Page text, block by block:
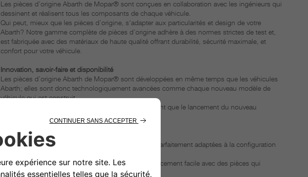
Les pièces d’origine Abarth de Mopar® sont conçues en collaboration avec les ingénieurs qui
dessinent et réalisent tous les composants de chaque véhicule.
Qui peut, mieux que les pièces d’origine, s'adapter aux particularités et design de votre
Abarth? Notre gamme complète de pièces d’origine adhère à des normes strictes de test et,
est fabriquée avec des matériaux de haute qualité offrant durabilité, sécurité maximale, et
confort pour votre véhicule.
Innovation, savoir-faire et disponibilité
Les pièces d’origine Abarth de Mopar® sont développées en même temps que les véhicules
Abarth; elles sont donc technologiquement avancées comme chaque nouveau modèle de
véhicule qui est construit.
De plus, les pièces d’origine sortent au même moment que le lancement du nouveau
véhicule, assurant ainsi leur disponibilité.
Ajustement parfait
Seules les pièces d’origine Abarth de Mopar® sont parfaitement adaptées à la configuration
Cela signifie que vous pouvez compter sur un remplacement facile avec des pièces qui
s’intègrent précisément à chaque situation.